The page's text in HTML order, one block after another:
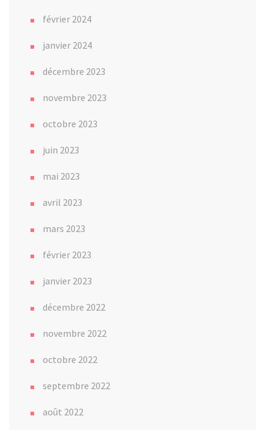
février 2024
janvier 2024
décembre 2023
novembre 2023
octobre 2023
juin 2023
mai 2023
avril 2023
mars 2023
février 2023
janvier 2023
décembre 2022
novembre 2022
octobre 2022
septembre 2022
août 2022